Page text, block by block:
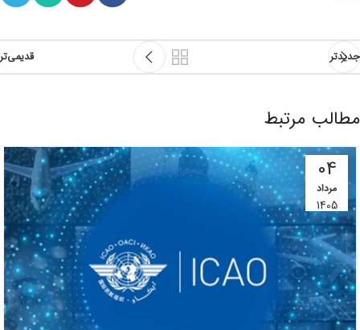
جدیدتر قدیمی‌تر
مطالب مرتبط
04
مرداد
1405